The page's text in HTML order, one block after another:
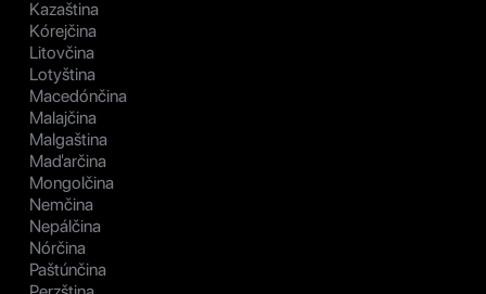
Kazaština
Kórejčina
Litovčina
Lotyština
Macedónčina
Malajčina
Malgaština
Maďarčina
Mongolčina
Nemčina
Nepálčina
Nórčina
Paštúnčina